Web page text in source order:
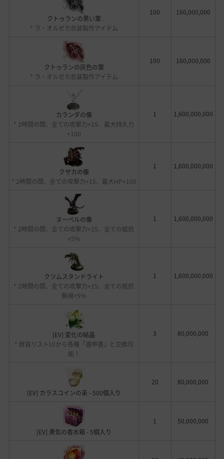
クトゥランの黒い葉
* ラ・オルゼカ衣装製作アイテム
100 160,000,000
クトゥランの灰色の葉
* ラ・オルゼカ衣装製作アイテム
100 160,000,000
カランダの像
* 2時間の間、全ての攻撃力+15、最大持久力
+100
1 1,600,000,000
クザカの像
* 2時間の間、全ての攻撃力+15、最大HP+100
1 1,600,000,000
ヌーベルの像
* 2時間の間、全ての攻撃力+15、全ての抵抗
+5%
1 1,600,000,000
クツムスタンドライト
* 2時間の間、全ての攻撃力+15、全ての抵抗
無視+5%
1 1,600,000,000
[EV] 変化の結晶
* 財貨リストUIから各種「遁甲書」と交換可
能！
3 80,000,000
[EV] カラスコインの束 - 500個入り
20 80,000,000
[EV] 勇気の香水箱 - 5個入り
1 50,000,000